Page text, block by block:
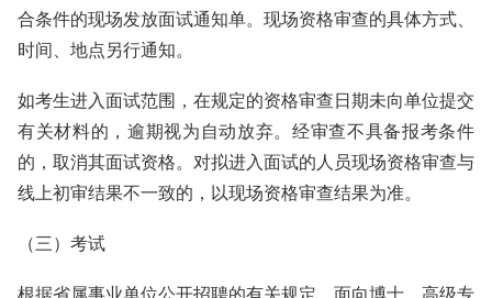
合条件的现场发放面试通知单。现场资格审查的具体方式、
时间、地点另行通知。
如考生进入面试范围，在规定的资格审查日期未向单位提交
有关材料的，逾期视为自动放弃。经审查不具备报考条件
的，取消其面试资格。对拟进入面试的人员现场资格审查与
线上初审结果不一致的，以现场资格审查结果为准。
（三）考试
根据省属事业单位公开招聘的有关规定，面向博士、高级专